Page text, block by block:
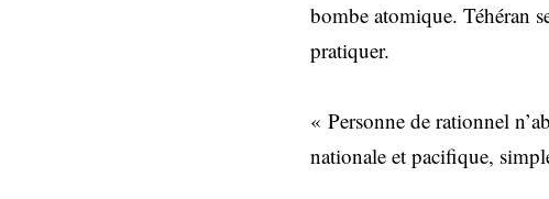
bombe atomique. Téhéran
pratiquer.
« Personne de rationnel
nationale et pacifique,